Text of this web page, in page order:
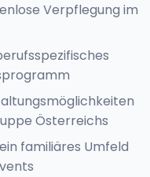
Verpflegung im
Österreichs
familiäres Umfeld